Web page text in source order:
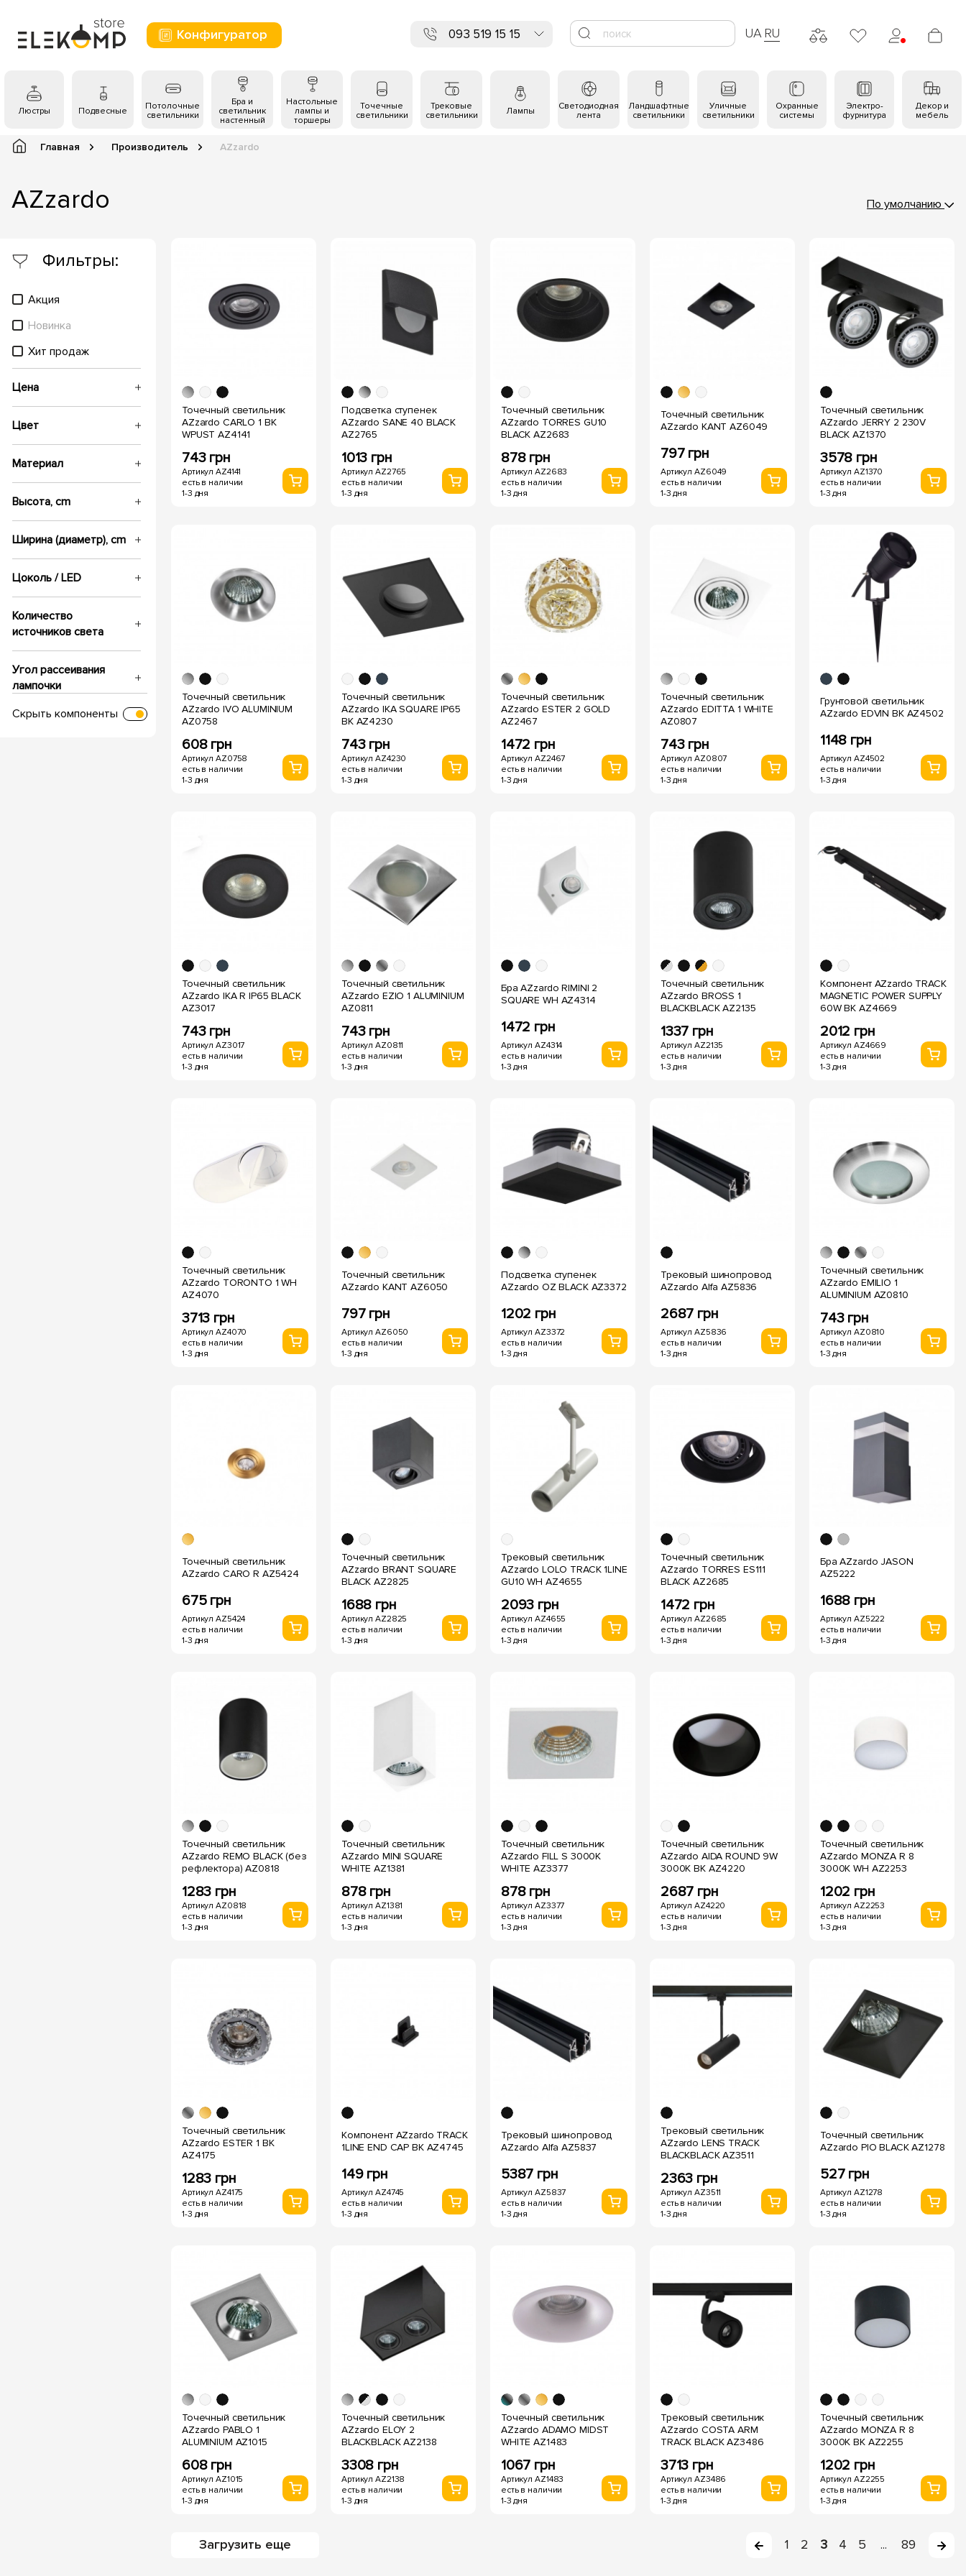
Конфигуратор 093 519 15 15 UA RU
Люстры Подвесные
Потолочные
светильники
Бра и
светильник
настенный
Настольные
лампы и
торшеры
Точечные
светильники
Трековые
светильники
Лампы
Светодиодная
лента
Ландшафтные
светильники
Уличные
светильники
Охранные
системы
Электро-
фурнитура
Декор и
мебель
Главная Производитель AZzardo
AZzardo По умолчанию
Фильтры:
Акция
Новинка
Хит продаж
Цена
Цвет
Материал
Высота, cm
Ширина (диаметр), cm
Цоколь / LED
Количество
источников света
Угол рассеивания
лампочки
IP защита
Скрыть компоненты
Точечный светильник
AZzardo CARLO 1 BK
WPUST AZ4141
743 грн
Артикул AZ4141
есть в наличии
1-3 дня
Подсветка ступенек
AZzardo SANE 40 BLACK
AZ2765
1013 грн
Артикул AZ2765
есть в наличии
1-3 дня
Точечный светильник
AZzardo TORRES GU10
BLACK AZ2683
878 грн
Артикул AZ2683
есть в наличии
1-3 дня
Точечный светильник
AZzardo KANT AZ6049
797 грн
Артикул AZ6049
есть в наличии
1-3 дня
Точечный светильник
AZzardo JERRY 2 230V
BLACK AZ1370
3578 грн
Артикул AZ1370
есть в наличии
1-3 дня
Точечный светильник
AZzardo IVO ALUMINIUM
AZ0758
608 грн
Артикул AZ0758
есть в наличии
1-3 дня
Точечный светильник
AZzardo IKA SQUARE IP65
BK AZ4230
743 грн
Артикул AZ4230
есть в наличии
1-3 дня
Точечный светильник
AZzardo ESTER 2 GOLD
AZ2467
1472 грн
Артикул AZ2467
есть в наличии
1-3 дня
Точечный светильник
AZzardo EDITTA 1 WHITE
AZ0807
743 грн
Артикул AZ0807
есть в наличии
1-3 дня
Грунтовой светильник
AZzardo EDVIN BK AZ4502
1148 грн
Артикул AZ4502
есть в наличии
1-3 дня
Точечный светильник
AZzardo IKA R IP65 BLACK
AZ3017
743 грн
Артикул AZ3017
есть в наличии
1-3 дня
Точечный светильник
AZzardo EZIO 1 ALUMINIUM
AZ0811
743 грн
Артикул AZ0811
есть в наличии
1-3 дня
Бра AZzardo RIMINI 2
SQUARE WH AZ4314
1472 грн
Артикул AZ4314
есть в наличии
1-3 дня
Точечный светильник
AZzardo BROSS 1
BLACKBLACK AZ2135
1337 грн
Артикул AZ2135
есть в наличии
1-3 дня
Компонент AZzardo TRACK
MAGNETIC POWER SUPPLY
60W BK AZ4669
2012 грн
Артикул AZ4669
есть в наличии
1-3 дня
Точечный светильник
AZzardo TORONTO 1 WH
AZ4070
3713 грн
Артикул AZ4070
есть в наличии
1-3 дня
Точечный светильник
AZzardo KANT AZ6050
797 грн
Артикул AZ6050
есть в наличии
1-3 дня
Подсветка ступенек
AZzardo OZ BLACK AZ3372
1202 грн
Артикул AZ3372
есть в наличии
1-3 дня
Трековый шинопровод
AZzardo Alfa AZ5836
2687 грн
Артикул AZ5836
есть в наличии
1-3 дня
Точечный светильник
AZzardo EMILIO 1
ALUMINIUM AZ0810
743 грн
Артикул AZ0810
есть в наличии
1-3 дня
Точечный светильник
AZzardo CARO R AZ5424
675 грн
Артикул AZ5424
есть в наличии
1-3 дня
Точечный светильник
AZzardo BRANT SQUARE
BLACK AZ2825
1688 грн
Артикул AZ2825
есть в наличии
1-3 дня
Трековый светильник
AZzardo LOLO TRACK 1LINE
GU10 WH AZ4655
2093 грн
Артикул AZ4655
есть в наличии
1-3 дня
Точечный светильник
AZzardo TORRES ES111
BLACK AZ2685
1472 грн
Артикул AZ2685
есть в наличии
1-3 дня
Бра AZzardo JASON
AZ5222
1688 грн
Артикул AZ5222
есть в наличии
1-3 дня
Точечный светильник
AZzardo REMO BLACK (без
рефлектора) AZ0818
1283 грн
Артикул AZ0818
есть в наличии
1-3 дня
Точечный светильник
AZzardo MINI SQUARE
WHITE AZ1381
878 грн
Артикул AZ1381
есть в наличии
1-3 дня
Точечный светильник
AZzardo FILL S 3000K
WHITE AZ3377
878 грн
Артикул AZ3377
есть в наличии
1-3 дня
Точечный светильник
AZzardo AIDA ROUND 9W
3000K BK AZ4220
2687 грн
Артикул AZ4220
есть в наличии
1-3 дня
Точечный светильник
AZzardo MONZA R 8
3000K WH AZ2253
1202 грн
Артикул AZ2253
есть в наличии
1-3 дня
Точечный светильник
AZzardo ESTER 1 BK
AZ4175
1283 грн
Артикул AZ4175
есть в наличии
1-3 дня
Компонент AZzardo TRACK
1LINE END CAP BK AZ4745
149 грн
Артикул AZ4745
есть в наличии
1-3 дня
Трековый шинопровод
AZzardo Alfa AZ5837
5387 грн
Артикул AZ5837
есть в наличии
1-3 дня
Трековый светильник
AZzardo LENS TRACK
BLACKBLACK AZ3511
2363 грн
Артикул AZ3511
есть в наличии
1-3 дня
Точечный светильник
AZzardo PIO BLACK AZ1278
527 грн
Артикул AZ1278
есть в наличии
1-3 дня
Точечный светильник
AZzardo PABLO 1
ALUMINIUM AZ1015
608 грн
Артикул AZ1015
есть в наличии
1-3 дня
Точечный светильник
AZzardo ELOY 2
BLACKBLACK AZ2138
3308 грн
Артикул AZ2138
есть в наличии
1-3 дня
Точечный светильник
AZzardo ADAMO MIDST
WHITE AZ1483
1067 грн
Артикул AZ1483
есть в наличии
1-3 дня
Трековый светильник
AZzardo COSTA ARM
TRACK BLACK AZ3486
3713 грн
Артикул AZ3486
есть в наличии
1-3 дня
Точечный светильник
AZzardo MONZA R 8
3000K BK AZ2255
1202 грн
Артикул AZ2255
есть в наличии
1-3 дня
Загрузить еще 1 2 3 4 5 ... 89